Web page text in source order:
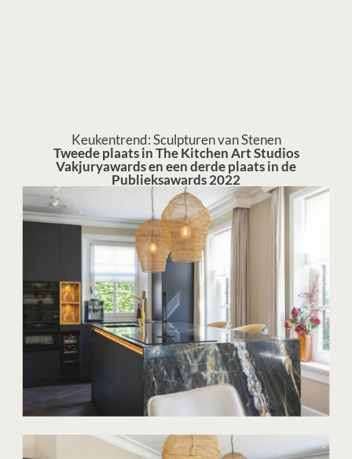
Keukentrend: Sculpturen van Stenen
Tweede plaats in The Kitchen Art Studios
Vakjuryawards en een derde plaats in de
Publieksawards 2022